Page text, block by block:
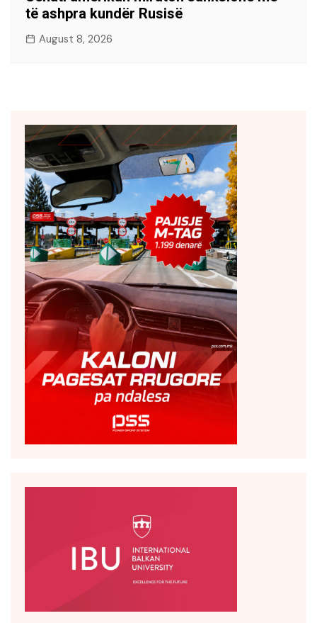
të ashpra kundër Rusisë
August 8, 2026